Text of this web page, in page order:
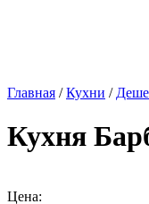
Главная /Кухни /
Кухня
Цена: